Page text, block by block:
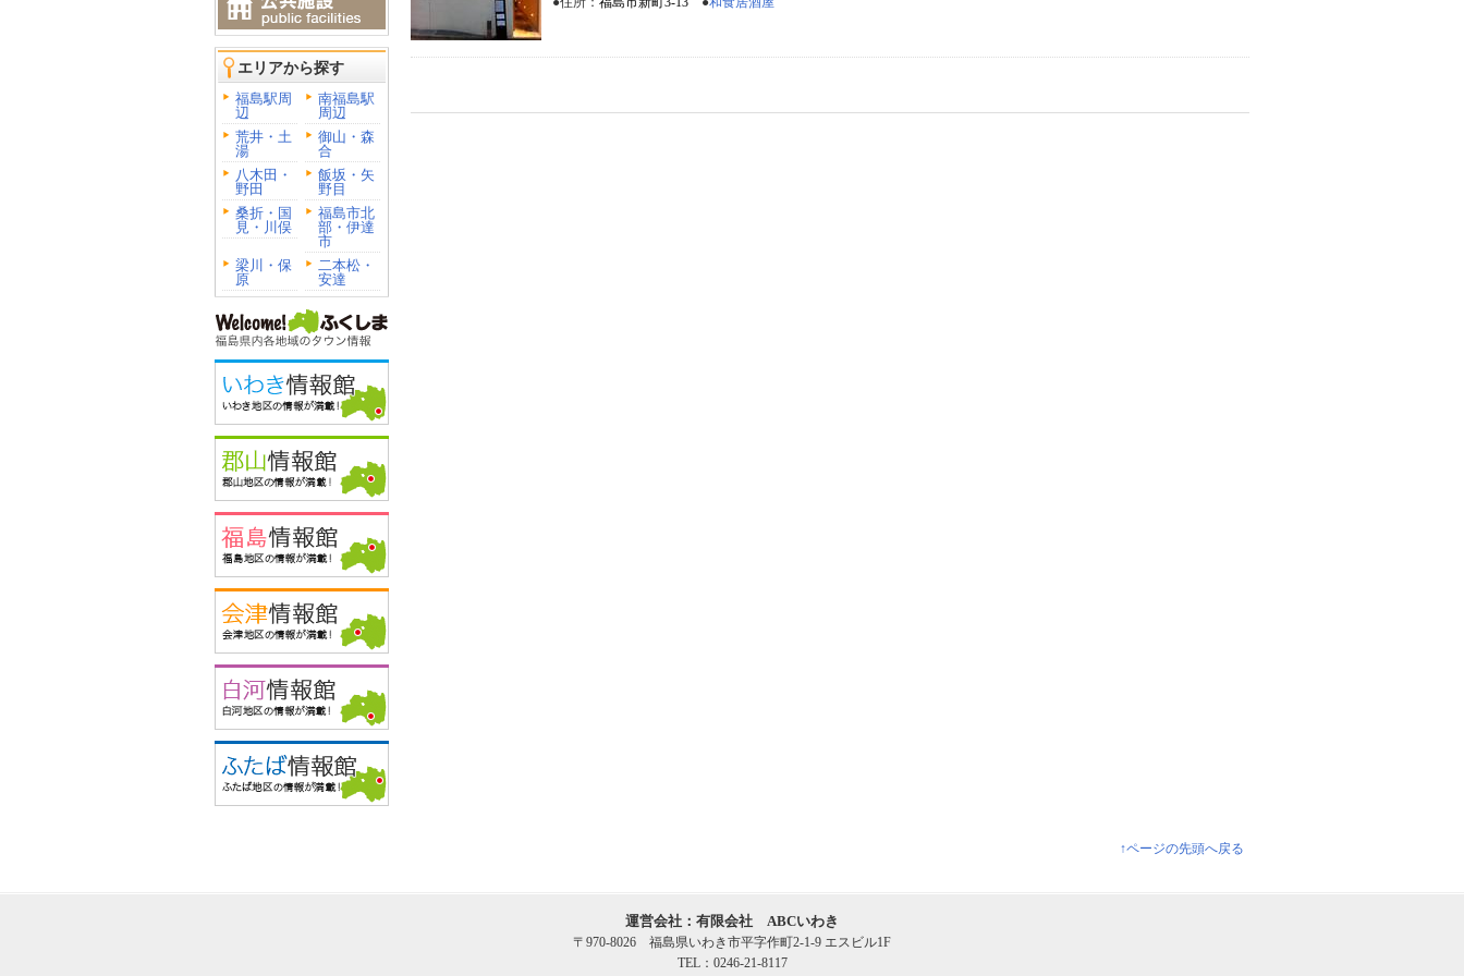
エリアから探す
福島駅周
辺
南福島駅
周辺
荒井・土
湯
御山・森
合
八木田・
野田
飯坂・矢
野目
桑折・国
見・川俣
福島市北
部・伊達
市
梁川・保
原
二本松・
安達
↑ページの先頭へ戻る
運営会社：有限会社 ABCいわき
〒970-8026 福島県いわき市平字作町2-1-9 エスビル1F
TEL：0246-21-8117